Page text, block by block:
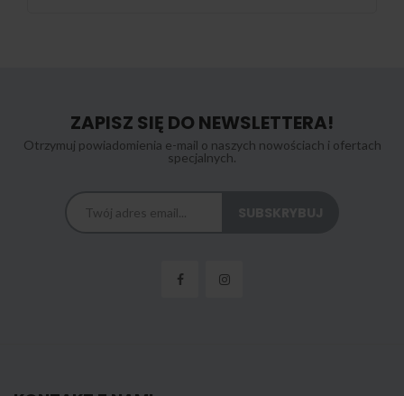
ZAPISZ SIĘ DO NEWSLETTERA!
Otrzymuj powiadomienia e-mail o naszych nowościach i ofertach
specjalnych.